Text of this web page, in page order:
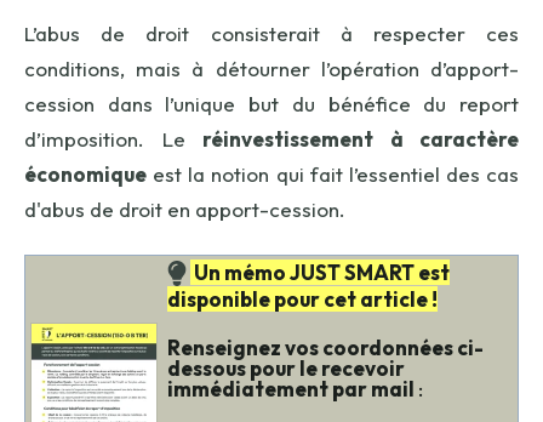
L’abus de droit consisterait à respecter ces
conditions, mais à détourner l’opération d’apport-
cession dans l’unique but du bénéfice du report
d’imposition. Le réinvestissement à caractère
économique est la notion qui fait l’essentiel des cas
d'abus de droit en apport-cession.
Un mémo JUST SMART est
disponible pour cet article !
Renseignez vos coordonnées ci-
dessous pour le recevoir
immédiatement par mail :